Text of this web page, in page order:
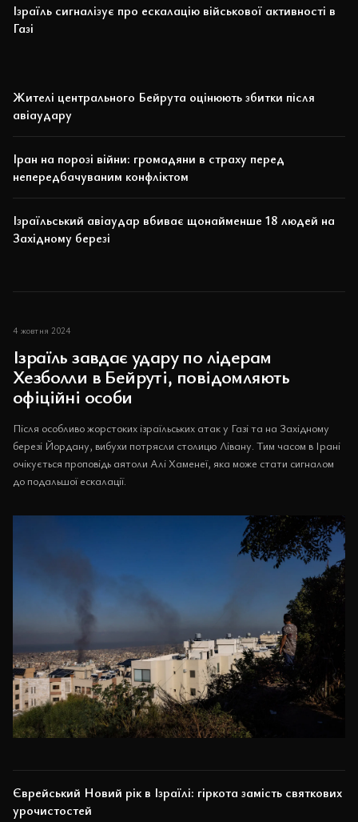
Ізраїль сигналізує про ескалацію військової активності в
Газі
Жителі центрального Бейрута оцінюють збитки після
авіаудару
Іран на порозі війни: громадяни в страху перед
непередбачуваним конфліктом
Ізраїльський авіаудар вбиває щонайменше 18 людей на
Західному березі
4 жовтня 2024
Ізраїль завдає удару по лідерам
Хезболли в Бейруті, повідомляють
офіційні особи
Після особливо жорстоких ізраїльських атак у Газі та на Західному
березі Йордану, вибухи потрясли столицю Лівану. Тим часом в Ірані
очікується проповідь аятоли Алі Хаменеї, яка може стати сигналом
до подальшої ескалації.
Єврейський Новий рік в Ізраїлі: гіркота замість святкових
урочистостей